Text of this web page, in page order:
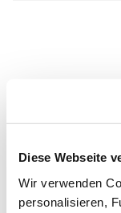
Diese Webseite
Wir verwenden
personalisieren,